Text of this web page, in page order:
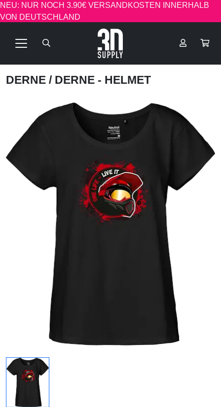
NEU: NUR NOCH 3.90€ VERSANDKOSTEN INNERHALB
VON DEUTSCHLAND
DERNE / DERNE - HELMET